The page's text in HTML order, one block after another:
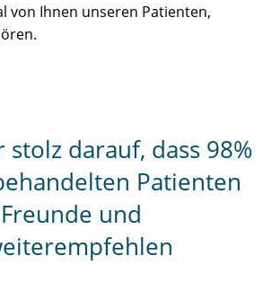
von Ihnen unseren Patienten,
darauf, dass 98%
Patienten
und